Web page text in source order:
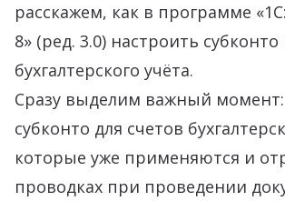
расскажем, как в программе
8» (ред. 3.0) настроить субконто
бухгалтерского учёта.
Сразу выделим важный момент:
субконто для счетов
которые уже применяются и
проводках при проведении